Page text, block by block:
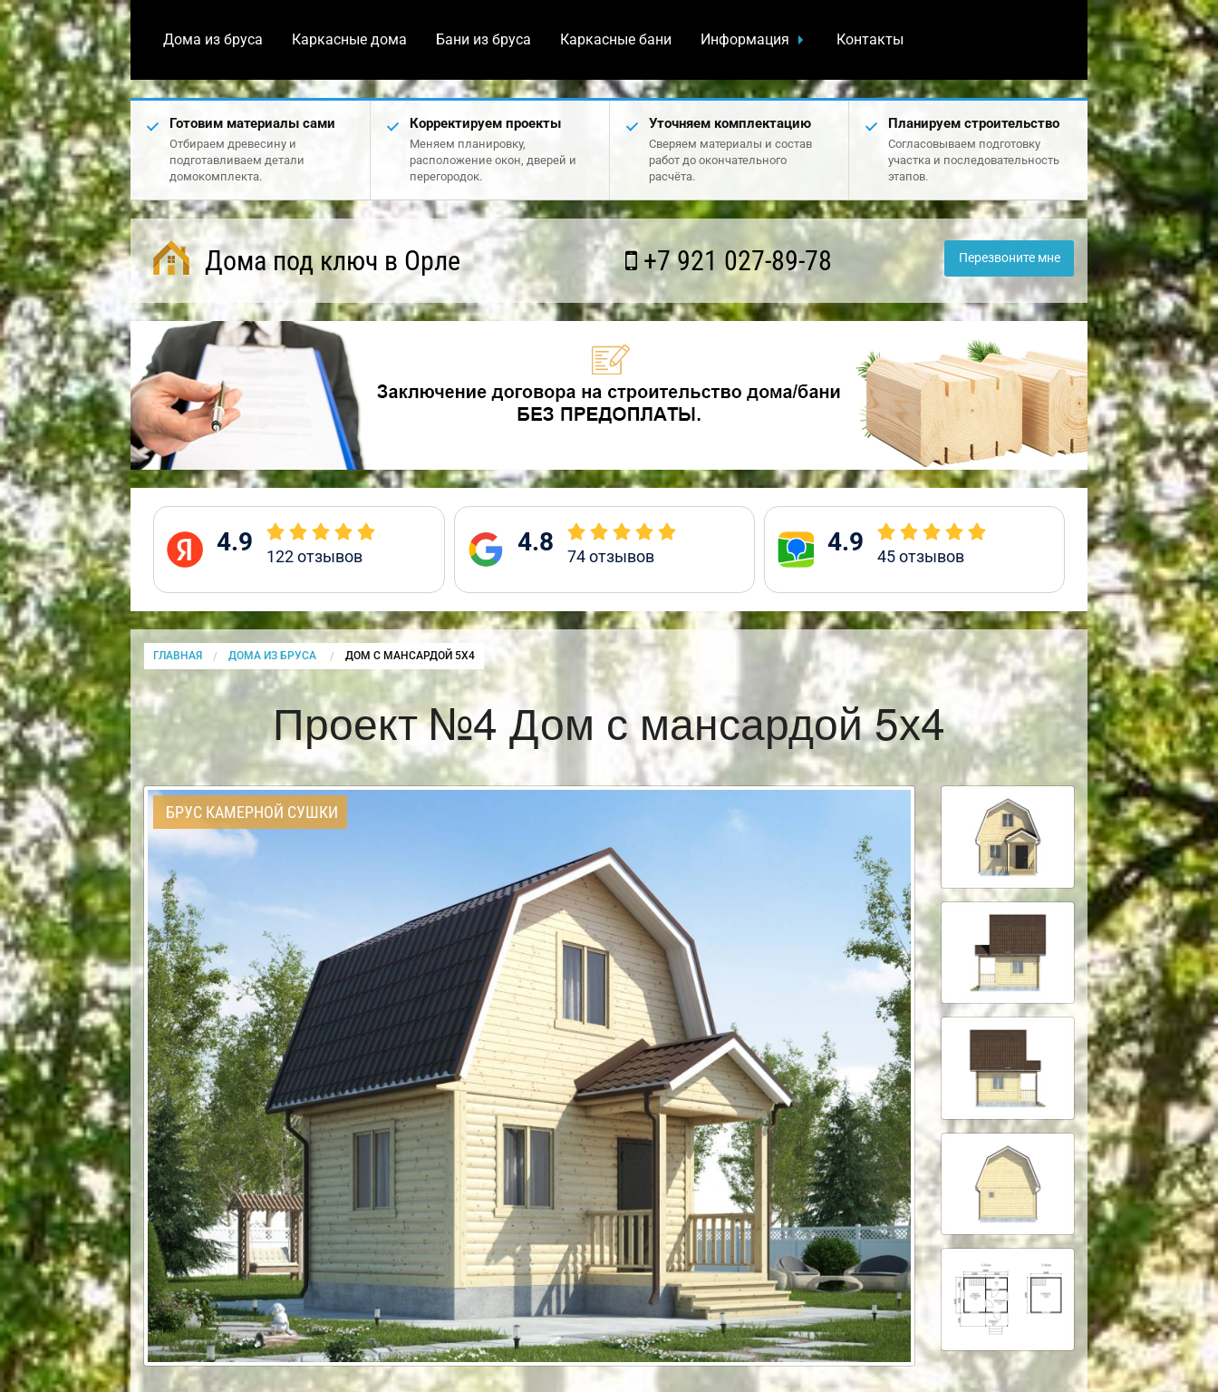
Дома из бруса Каркасные дома Бани из бруса Каркасные бани Информация Контакты
Готовим материалы сами
Отбираем древесину и
подготавливаем детали
домокомплекта.
Корректируем проекты
Меняем планировку,
расположение окон, дверей и
перегородок.
Уточняем комплектацию
Сверяем материалы и состав
работ до окончательного
расчёта.
Планируем строительство
Согласовываем подготовку
участка и последовательность
этапов.
Дома под ключ в Орле +7 921 027-89-78 Перезвоните мне
4.9 122отзывов 4.8 74отзывов 4.9 45отзывов
ГЛАВНАЯ ДОМА ИЗ БРУСА CURRENT:
ДОМ С МАНСАРДОЙ 5Х4
Проект №4 Дом с мансардой 5х4
БРУС КАМЕРНОЙ СУШКИ